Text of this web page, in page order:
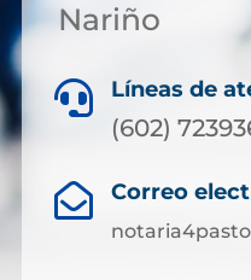
Nariño
 Líneas de
(602)
 Correo